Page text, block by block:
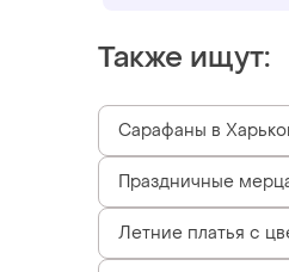
Также ищут:
Сарафаны в
Праздничные
Летние платья с